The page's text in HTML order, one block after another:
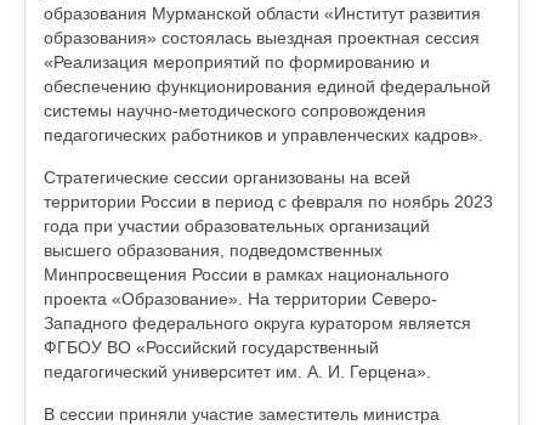
образования Мурманской области «Институт развития
образования» состоялась выездная проектная сессия
«Реализация мероприятий по формированию и
обеспечению функционирования единой федеральной
системы научно-методического сопровождения
педагогических работников и управленческих кадров».
Стратегические сессии организованы на всей
территории России в период с февраля по ноябрь 2023
года при участии образовательных организаций
высшего образования, подведомственных
Минпросвещения России в рамках национального
проекта «Образование». На территории Северо-
Западного федерального округа куратором является
ФГБОУ ВО «Российский государственный
педагогический университет им. А. И. Герцена».
В сессии приняли участие заместитель министра